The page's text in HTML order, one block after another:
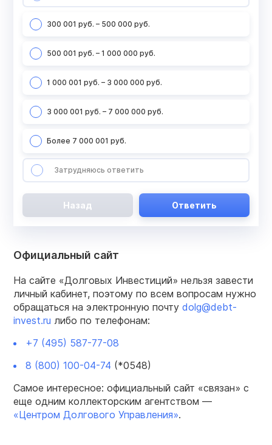
300 001 руб. – 500 000 руб.
500 001 руб. – 1 000 000 руб.
1 000 001 руб. – 3 000 000 руб.
3 000 001 руб. – 7 000 000 руб.
Более 7 000 001 руб.
Затрудняюсь ответить
Назад Ответить
Официальный сайт
На сайте «Долговых Инвестиций» нельзя завести
личный кабинет, поэтому по всем вопросам нужно
обращаться на электронную почту dolg@debt-
invest.ru либо по телефонам:
+7 (495) 587-77-08
8 (800) 100-04-74 (*0548)
Самое интересное: официальный сайт «связан» с
еще одним коллекторским агентством —
«Центром Долгового Управления».